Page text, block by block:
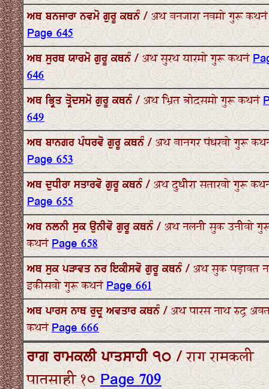
ਅਥ ਬਨਜਾਰਾ ਨਵਮੋ ਗੁਰੂ ਕਥਨੰ / अथ बनजारा नवमो गुरू कथनं
Page 645
ਅਥ ਸੁਰਥ ਯਾਰਮੋ ਗੁਰੂ ਕਥਨੰ / अथ सुरथ यारमो गुरू कथनं
646
ਅਥ ਭ੍ਰਿਤ ਤ੍ਰੋਦਸਮੋ ਗੁਰੂ ਕਥਨੰ / अथ भ्रित त्रोदसमो गुरू कथनं
649
ਅਥ ਬਾਨਗਰ ਪੰਧਰਵੋ ਗੁਰੂ ਕਥਨੰ / अथ बानगर पंधरवो गुरू
Page 653
ਅਥ ਦੁਧੀਰਾ ਸਤਾਰਵੋ ਗੁਰੂ ਕਥਨੰ / अथ दुधीरा सतारवो गुरू
Page 655
ਅਥ ਨਲਨੀ ਸੁਕ ਉਨੀਵੋ ਗੁਰੂ ਕਥਨੰ / अथ नलनी सुक उनीवो
कथनंPage 658
ਅਥ ਸੁਕ ਪੜਾਵਤ ਨਰ ਇਕੀਸਵੋ ਗੁਰੂ ਕਥਨੰ / अथ सुक पड़ावत
इकीसवो गुरू कथनंPage 661
ਅਥ ਪਾਰਸ ਨਾਥ ਰੁਦ੍ਰ ਅਵਤਾਰ ਕਥਨੰ / अथ पारस नाथ रुद्र
कथनंPage 666
ਰਾਗ ਰਾਮਕਲੀ ਪਾਤਸਾਹੀ ੧੦ / राग रामकली
पातसाही १०Page 709